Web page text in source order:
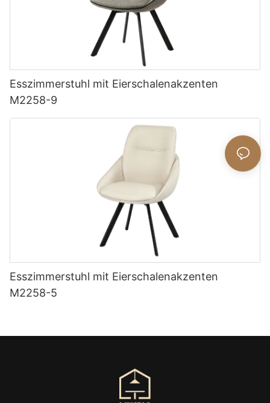
Esszimmerstuhl mit Eierschalenakzenten
M2258-9
Esszimmerstuhl mit Eierschalenakzenten
M2258-5